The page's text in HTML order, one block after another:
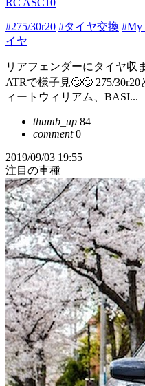
RC ASC10
#275/30r20 #タイヤ交換 #My
イヤ
リアフェンダーにタイヤ収
ATRで様子見🙄🙄 275/
ィートウィリアム、BASI...
thumb_up 84
comment0
2019/09/03 19:55
注目の車種